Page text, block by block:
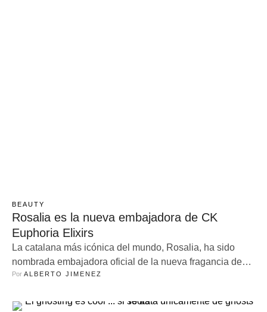
BEAUTY
Rosalia es la nueva embajadora de CK
Euphoria Elixirs
La catalana más icónica del mundo, Rosalia, ha sido
nombrada embajadora oficial de la nueva fragancia de
Calvin Klein: CK Euphoria Elixirs. Esta nueva colección
confianza, el placer y la sensualidad”. La compositora,
Por ALBERTO JIMENEZ